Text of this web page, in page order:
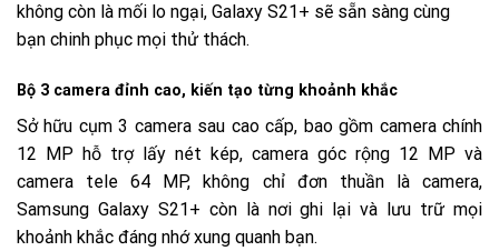
không còn là mối lo ngại, Galaxy S21+ sẽ sẵn sàng cùng
bạn chinh phục mọi thử thách.
Bộ 3 camera đỉnh cao, kiến tạo từng khoảnh khắc
Sở hữu cụm 3 camera sau cao cấp, bao gồm camera chính
12 MP hỗ trợ lấy nét kép, camera góc rộng 12 MP và
camera tele 64 MP, không chỉ đơn thuần là camera,
Samsung Galaxy S21+ còn là nơi ghi lại và lưu trữ mọi
khoảnh khắc đáng nhớ xung quanh bạn.